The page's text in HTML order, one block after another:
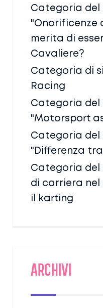
Categoria del
"Onorificenze
merita di
Cavaliere?
Categoria di
Racing
Categoria del
"Motorsport
Categoria del
"Differenza
Categoria del
di carriera
il karting
Archivi